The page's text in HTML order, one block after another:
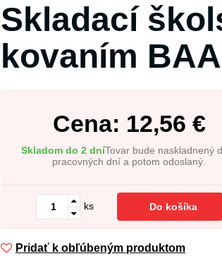
Skladací
kovaním
Cena: 12,56 €
Skladom do 2 dníTovar bude naskladnený
pracovných dní a potom odoslaný.
ks Do košíka
Pridať k obľúbeným produktom